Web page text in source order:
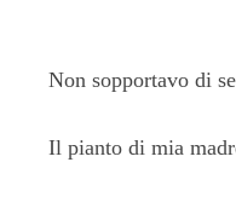
Non sopportavo di
Il pianto di mia